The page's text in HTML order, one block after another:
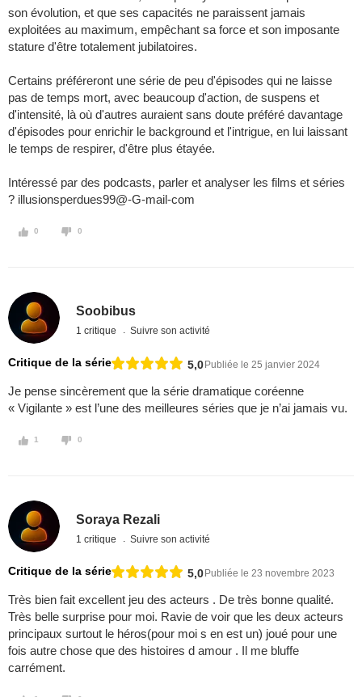
son évolution, et que ses capacités ne paraissent jamais
exploitées au maximum, empêchant sa force et son imposante
stature d'être totalement jubilatoires.
Certains préféreront une série de peu d'épisodes qui ne laisse
pas de temps mort, avec beaucoup d'action, de suspens et
d'intensité, là où d'autres auraient sans doute préféré davantage
d'épisodes pour enrichir le background et l'intrigue, en lui laissant
le temps de respirer, d'être plus étayée.
Intéressé par des podcasts, parler et analyser les films et séries
? illusionsperdues99@-G-mail-com
0 0
Soobibus
1 critique Suivre son activité
Critique de la série 5,0Publiée le 25 janvier 2024
Je pense sincèrement que la série dramatique coréenne
« Vigilante » est l’une des meilleures séries que je n’ai jamais vu.
1 0
Soraya Rezali
1 critique Suivre son activité
Critique de la série 5,0Publiée le 23 novembre 2023
Très bien fait excellent jeu des acteurs . De très bonne qualité.
Très belle surprise pour moi. Ravie de voir que les deux acteurs
principaux surtout le héros(pour moi s en est un) joué pour une
fois autre chose que des histoires d amour . Il me bluffe
carrément.